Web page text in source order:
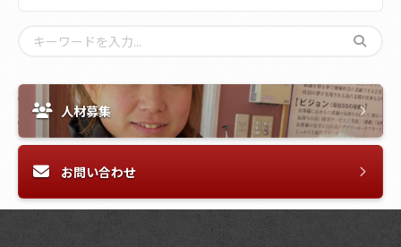
人材募集
お問い合わせ